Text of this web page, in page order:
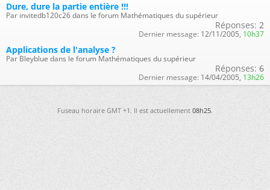
Dure, dure la partie entière !!!
Par invitedb120c26 dans le forum Mathématiques du supérieur
Réponses: 2
Dernier message: 12/11/2005, 10h37
Applications de l'analyse ?
Par Bleyblue dans le forum Mathématiques du supérieur
Réponses: 6
Dernier message: 14/04/2005, 13h26
Fuseau horaire GMT +1. Il est actuellement08h25.